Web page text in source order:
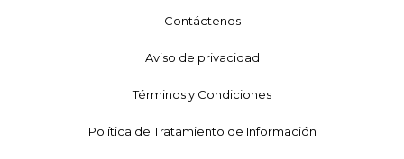
Contáctenos
Aviso de privacidad
Términos y Condiciones
Política de Tratamiento de Información